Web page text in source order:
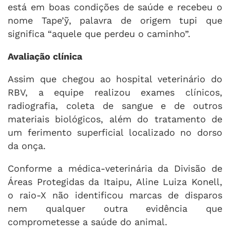
está em boas condições de saúde e recebeu o
nome Tape’ỹ, palavra de origem tupi que
significa “aquele que perdeu o caminho”.
Avaliação clínica
Assim que chegou ao hospital veterinário do
RBV, a equipe realizou exames clínicos,
radiografia, coleta de sangue e de outros
materiais biológicos, além do tratamento de
um ferimento superficial localizado no dorso
da onça.
Conforme a médica-veterinária da Divisão de
Áreas Protegidas da Itaipu, Aline Luiza Konell,
o raio-X não identificou marcas de disparos
nem qualquer outra evidência que
comprometesse a saúde do animal.